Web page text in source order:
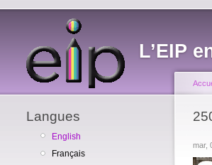
L’EIP
Langues
English
Français
mar,